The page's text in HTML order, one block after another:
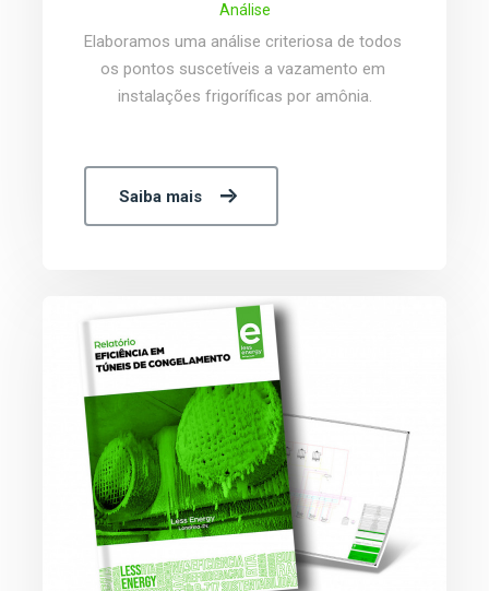
Análise
Elaboramos uma análise criteriosa de todos
os pontos suscetíveis a vazamento em
instalações frigoríficas por amônia.
Saiba mais